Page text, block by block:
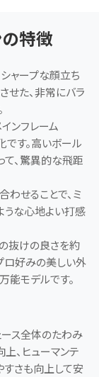
特徴
ャープな顔立ち
せた、非常にバラ
ンフレーム
です。高いボール
て、驚異的な飛距
わせることで、ミ
うな心地よい打感
抜けの良さを約
ロ好みの美しい外
能モデルです。
ス全体のたわみ
、ヒューマンテ
すさも向上して安